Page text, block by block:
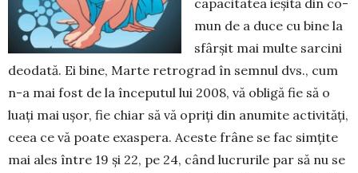
capacitatea ieșită din co­
mun de a duce cu bine la
sfârșit mai multe sarcini
deodată. Ei bine, Mar­te retrograd în semnul dvs., cum
n-a mai fost de la în­cepu­tul lui 2008, vă obligă fie să o
luați mai ușor, fie chiar să vă opriți din anumite activități,
ceea ce vă poate exaspera. Aceste frâne se fac simțite
mai ales între 19 și 22, pe 24, când lucrurile par să nu se